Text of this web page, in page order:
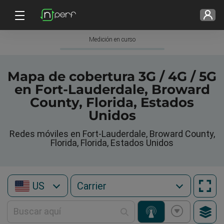
Medición en curso
Mapa de cobertura 3G / 4G / 5G
en Fort-Lauderdale, Broward
County, Florida, Estados
Unidos
Redes móviles en Fort-Lauderdale, Broward County,
Florida, Florida, Estados Unidos
US